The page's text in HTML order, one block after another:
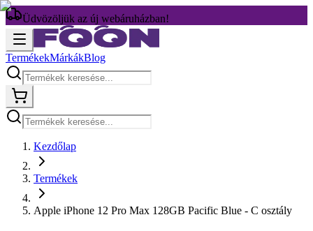
Üdvözöljük az új webáruházban!
TermékekMárkákBlog
Kezdőlap
Termékek
Apple iPhone 12 Pro Max 128GB Pacific Blue - C osztály